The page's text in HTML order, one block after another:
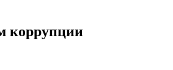
коррупции